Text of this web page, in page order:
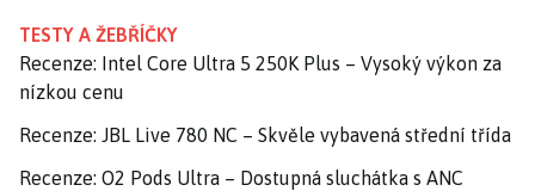
TESTY A ŽEBŘÍČKY
Recenze: Intel Core Ultra 5 250K Plus – Vysoký výkon za
nízkou cenu
Recenze: JBL Live 780 NC – Skvěle vybavená střední třída
Recenze: O2 Pods Ultra – Dostupná sluchátka s ANC